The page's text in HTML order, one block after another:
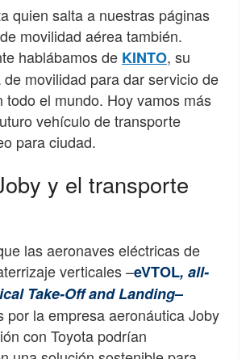
quien salta a nuestras páginas
movilidad aérea también.
hablábamos de KINTO, su
de movilidad para dar servicio de
todo el mundo. Hoy vamos más
vehículo de transporte
para ciudad.
y el transporte
las aeronaves eléctricas de
verticales –eVTOL, all-
Take-Off and Landing–
por la empresa aeronáutica Joby
con Toyota podrían